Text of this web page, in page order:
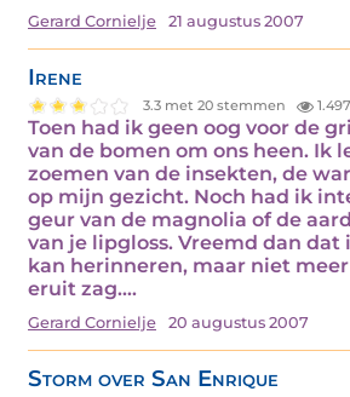
Gerard Cornielje 21 augustus 2007
Irene
3.3 met 20 stemmen 1.497
Toen had ik geen oog voor de
van de bomen om ons heen. Ik
zoemen van de insekten, de
op mijn gezicht. Noch had ik
geur van de magnolia of de
van je lipgloss. Vreemd dan dat
kan herinneren, maar niet
eruit zag.…
Gerard Cornielje 20 augustus 2007
Storm over San Enrique